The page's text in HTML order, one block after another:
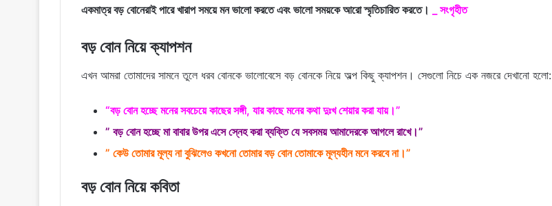
একমাত্র বড় বোনেরাই পারে খারাপ সময়ে মন ভালো করতে এবং ভালো সময়কে আরো স্মৃতিচারিত করতে।
_ সংগৃহীত
বড় বোন নিয়ে ক্যাপশন
এখন আমরা তোমাদের সামনে তুলে ধরব বোনকে ভালোবেসে বড় বোনকে নিয়ে অল্প কিছু ক্যাপশন। সেগুলো নিচে এক নজরে দেখানো হলো:
“বড় বোন হচ্ছে মনের সবচেয়ে কাছের সঙ্গী, যার কাছে মনের কথা দুঃখ শেয়ার করা যায়।”
” বড় বোন হচ্ছে মা বাবার উপর এসে স্নেহ করা ব্যক্তি যে সবসময় আমাদেরকে আগলে রাখে।”
” কেউ তোমার মূল্য না বুঝিলেও কখনো তোমার বড় বোন তোমাকে মূল্যহীন মনে করবে না।”
বড় বোন নিয়ে কবিতা